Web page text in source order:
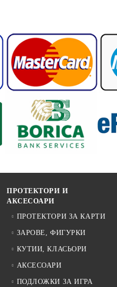
ПРОТЕКТОРИ И
АКСЕСОАРИ
ПРОТЕКТОРИ ЗА КАРТИ
ЗАРОВЕ, ФИГУРКИ
КУТИИ, КЛАСЬОРИ
АКСЕСОАРИ
ПОДЛОЖКИ ЗА ИГРА